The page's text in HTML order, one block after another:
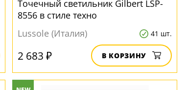
Точечный светильник Gilbert LSP-
8556 в стиле техно
Lussole (Италия)
41 шт.
2 683 ₽ В КОРЗИНУ